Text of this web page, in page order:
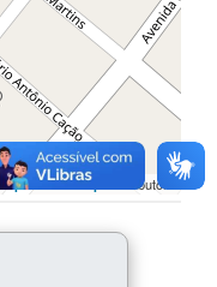
OpenStreetMap contributors